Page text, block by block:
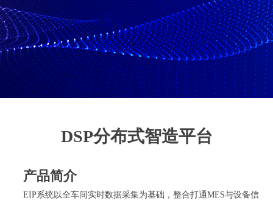
DSP分布式智造平台
产品简介
EIP系统以全车间实时数据采集为基础，整合打通MES与设备信